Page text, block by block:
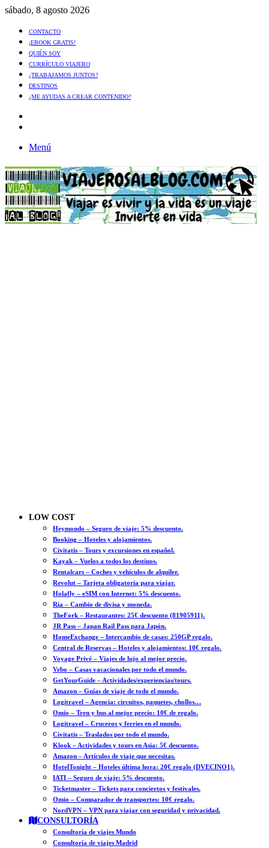
sábado, 8 agosto 2026
CONTACTO
¡EBOOK GRATIS!
QUIÉN SOY
CURRÍCULO VIAJERO
¿TRABAJAMOS JUNTOS?
DESTINOS
¿ME AYUDAS A CREAR CONTENIDO?
Menú
LOW COST
Heymondo – Seguro de viaje: 5% descuento.
Booking – Hoteles y alojamientos.
Civitatis – Tours y excursiones en español.
Kayak – Vuelos a todos los destinos.
Rentalcars – Coches y vehículos de alquiler.
Revolut – Tarjeta obligatoria para viajar.
Holafly – eSIM con Internet: 5% descuento.
Ria – Cambio de divisa y moneda.
TheFork – Restaurantes: 25€ descuento (81905911).
JR Pass – Japan Rail Pass para Japón.
HomeExchange – Intercambio de casas: 250GP regalo.
Central de Reservas – Hoteles y alojamientos: 10€ regalo.
Voyage Privé – Viajes de lujo al mejor precio.
Vrbo – Casas vacacionales por todo el mundo.
GetYourGuide – Actividades/experiencias/tours.
Amazon – Guías de viaje de todo el mundo.
Logitravel – Agencia: circuitos, paquetes, chollos…
Omio – Tren y bus al mejor precio: 10€ de regalo.
Logitravel – Cruceros y ferries en el mundo.
Civitatis – Traslados por todo el mundo.
Klook – Actividades y tours en Asia: 5€ descuento.
Amazon – Artículos de viaje que necesitas.
HotelTonight – Hoteles última hora: 20€ regalo (DVECINO1).
IATI – Seguro de viaje: 5% descuento.
Ticketmaster – Tickets para conciertos y festivales.
Omio – Comparador de transportes: 10€ regalo.
NordVPN – VPN para viajar con seguridad y privacidad.
CONSULTORÍA
Consultoría de viajes Mundo
Consultoría de viajes Madrid